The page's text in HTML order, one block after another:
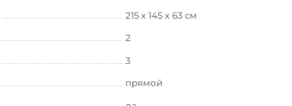
215 x 145 x 63 см
2
3
прямой